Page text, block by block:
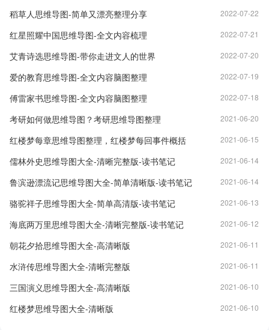
稻草人思维导图-简单又漂亮整理分享 2022-07-22
红星照耀中国思维导图-全文内容梳理 2022-07-21
艾青诗选思维导图-带你走进文人的世界 2022-07-20
爱的教育思维导图-全文内容脑图整理 2022-07-19
傅雷家书思维导图-全文内容脑图整理 2022-07-18
考研如何做思维导图？考研思维导图整理 2021-06-20
红楼梦每章思维导图整理，红楼梦每回事件概括 2021-06-15
儒林外史思维导图大全-清晰完整版-读书笔记 2021-06-14
鲁滨逊漂流记思维导图大全-简单清晰版-读书笔记 2021-06-14
骆驼祥子思维导图大全-简单高清版-读书笔记 2021-06-13
海底两万里思维导图大全-清晰完整版-读书笔记 2021-06-12
朝花夕拾思维导图大全-高清晰版 2021-06-11
水浒传思维导图大全-清晰完整版 2021-06-11
三国演义思维导图大全-高清晰版 2021-06-10
红楼梦思维导图大全-清晰版 2021-06-10